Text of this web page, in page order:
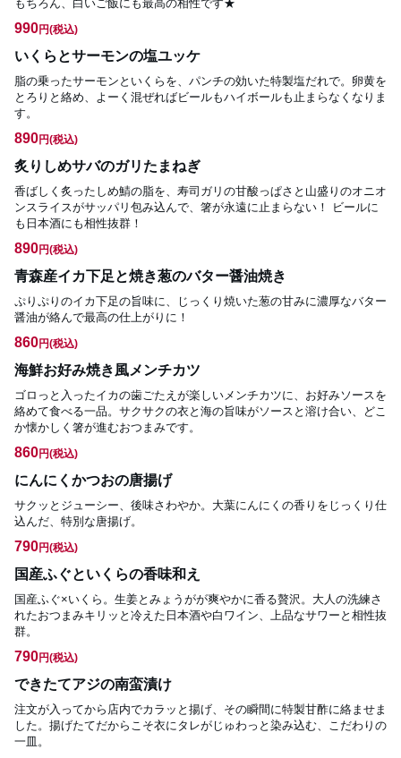
もちろん、白いご飯にも最高の相性です★
990円(税込)
いくらとサーモンの塩ユッケ
脂の乗ったサーモンといくらを、パンチの効いた特製塩だれで。卵黄を
とろりと絡め、よーく混ぜればビールもハイボールも止まらなくなりま
す。
890円(税込)
炙りしめサバのガリたまねぎ
香ばしく炙ったしめ鯖の脂を、寿司ガリの甘酸っぱさと山盛りのオニオ
ンスライスがサッパリ包み込んで、箸が永遠に止まらない！ ビールに
も日本酒にも相性抜群！
890円(税込)
青森産イカ下足と焼き葱のバター醤油焼き
ぷりぷりのイカ下足の旨味に、じっくり焼いた葱の甘みに濃厚なバター
醤油が絡んで最高の仕上がりに！
860円(税込)
海鮮お好み焼き風メンチカツ
ゴロっと入ったイカの歯ごたえが楽しいメンチカツに、お好みソースを
絡めて食べる一品。サクサクの衣と海の旨味がソースと溶け合い、どこ
か懐かしく箸が進むおつまみです。
860円(税込)
にんにくかつおの唐揚げ
サクッとジューシー、後味さわやか。大葉にんにくの香りをじっくり仕
込んだ、特別な唐揚げ。
790円(税込)
国産ふぐといくらの香味和え
国産ふぐ×いくら。生姜とみょうがが爽やかに香る贅沢。大人の洗練さ
れたおつまみキリッと冷えた日本酒や白ワイン、上品なサワーと相性抜
群。
790円(税込)
できたてアジの南蛮漬け
注文が入ってから店内でカラッと揚げ、その瞬間に特製甘酢に絡ませま
した。揚げたてだからこそ衣にタレがじゅわっと染み込む、こだわりの
一皿。